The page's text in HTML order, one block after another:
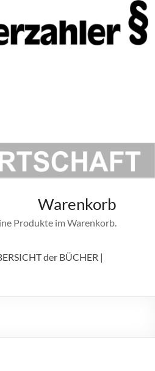
Warenkorb
Produkte im Warenkorb.
der BÜCHER |